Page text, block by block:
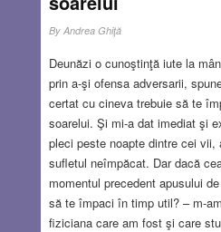
By Andrea Ghiţă
Deunăzi o cunoştinţă iute la
prin a-şi ofensa adversarii,
certat cu cineva trebuie să te
soarelui. Şi mi-a dat imediat şi
pleci peste noapte dintre cei
sufletul neîmpăcat. Dar dacă
momentul precedent apusului
să te împaci în timp util? – m-
fiziciana care am fost şi care